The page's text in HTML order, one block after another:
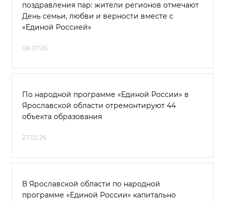
поздравления пар: жители регионов отмечают
День семьи, любви и верности вместе с
«Единой Россией»
08.07.26
По народной программе «Единой России» в
Ярославской области отремонтируют 44
объекта образования
27.02.26
В Ярославской области по народной
программе «Единой России» капитально